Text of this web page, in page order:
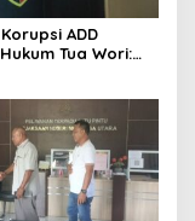
ADD
Tua Wori: